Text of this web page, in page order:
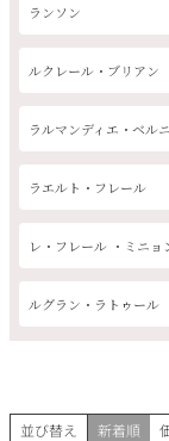
サロ
オーパス
チリ
40,000円〜79,999
500,000円〜
ランソン
ルクレール・ブリアン
ラルマンディエ・ベル
ラエルト・フレール
レ・フレール ・ミニョ
ルグラン・ラトゥール
並び替え 新着順